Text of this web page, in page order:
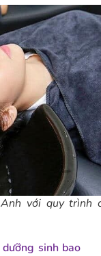
với quy trình
sinh bao